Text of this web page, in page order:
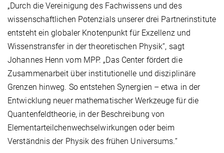
„Durch die Vereinigung des Fachwissens und des
wissenschaftlichen Potenzials unserer drei Partnerinstitute
entsteht ein globaler Knotenpunkt für Exzellenz und
Wissenstransfer in der theoretischen Physik“, sagt
Johannes Henn vom MPP. „Das Center fördert die
Zusammenarbeit über institutionelle und disziplinäre
Grenzen hinweg. So entstehen Synergien – etwa in der
Entwicklung neuer mathematischer Werkzeuge für die
Quantenfeldtheorie, in der Beschreibung von
Elementarteilchenwechselwirkungen oder beim
Verständnis der Physik des frühen Universums.“